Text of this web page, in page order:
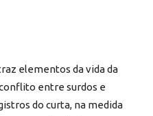
elementos da vida da
entre surdos e
do curta, na medida